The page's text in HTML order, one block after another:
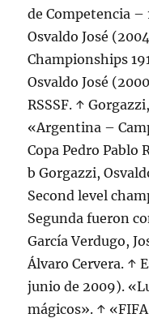
de Competencia –
Osvaldo José
Championships
Osvaldo José
RSSSF. ↑
«Argentina –
Copa Pedro Pablo
b Gorgazzi,
Second level
Segunda fueron
García Verdugo,
Álvaro Cervera. ↑
junio de 2009).
mágicos». ↑